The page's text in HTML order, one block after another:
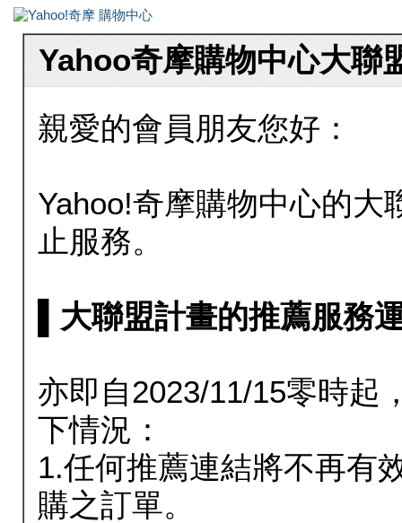
Yahoo奇摩購物中心大聯
親愛的會員朋友您好：
Yahoo!奇摩購物中心的大
止服務。
▌大聯盟計畫的推薦服務
亦即自2023/11/15零時起
下情況：
1.任何推薦連結將不再有
購之訂單。